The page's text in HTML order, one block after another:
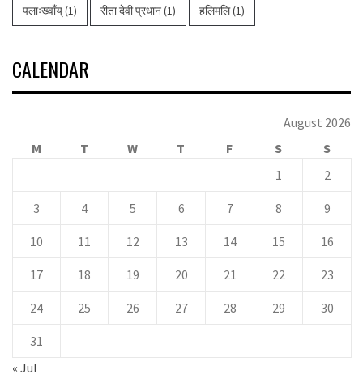
पलाःख्वाँय्(1) रीता देवी प्रधान(1) हलिमलि(1)
CALENDAR
August 2026
M
T W T F S
S
1
2
3 4 5 6 7 8 9
10 11 12 13 14 15 16
17 18 19 20 21 22 23
24 25 26 27 28 29 30
31
« Jul